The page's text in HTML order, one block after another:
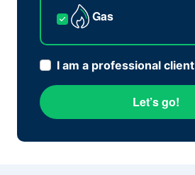
Gas
I am a professional client
Let’s go!